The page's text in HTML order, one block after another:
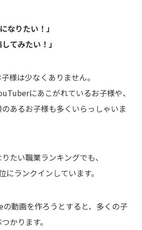
なりたい！」
てみたい！」
様は少なくありません。
にあこがれているお子様や、
あるお子様も多くいらっしゃいま
たい職業ランキングでも、
ランクインしています。
動画を作ろうとすると、多くの子
かります。